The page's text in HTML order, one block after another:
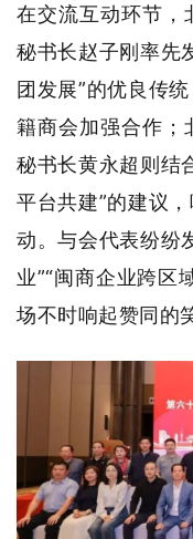
在交流互动环节，
秘书长赵子刚率先
团发展”的优良传
籍商会加强合作；
秘书长黄永超则结
平台共建”的建议
动。与会代表纷纷
业”“闽商企业跨区
场不时响起赞同的